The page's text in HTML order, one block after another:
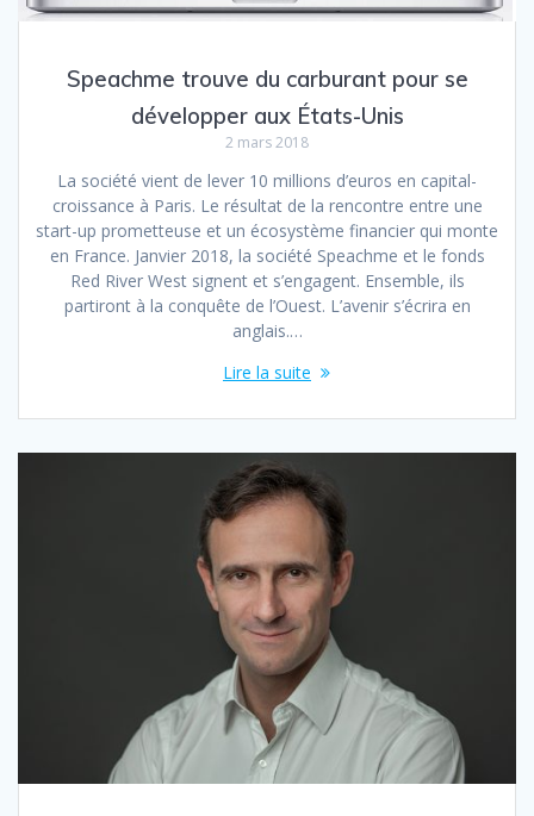
Speachme trouve du carburant pour se
développer aux États-Unis
2 mars 2018
La société vient de lever 10 millions d’euros en capital-
croissance à Paris. Le résultat de la rencontre entre une
start-up prometteuse et un écosystème financier qui monte
en France. Janvier 2018, la société Speachme et le fonds
Red River West signent et s’engagent. Ensemble, ils
partiront à la conquête de l’Ouest. L’avenir s’écrira en
anglais.…
Lire la suite